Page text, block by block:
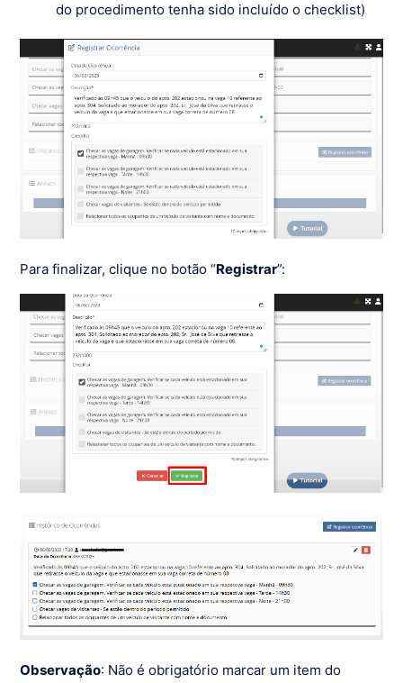
do procedimento tenha sido incluído o checklist)
Para finalizar, clique no botão “Registrar”:
Observação: Não é obrigatório marcar um item do